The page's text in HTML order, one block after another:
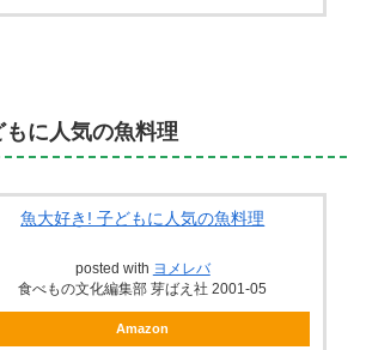
に人気の魚料理
魚大好き! 子どもに人気の魚料理
posted with ヨメレバ
食べもの文化編集部 芽ばえ社 2001-05
Amazon